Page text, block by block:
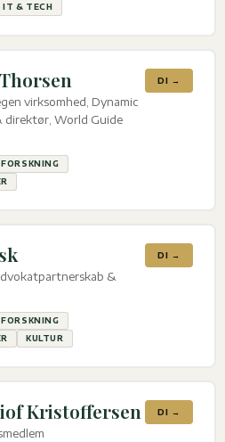
IT & TECH
virksomhed, Dynamic
direktør, World Guide
DI →
&
KULTUR
DI →
Kristoffersen DI →